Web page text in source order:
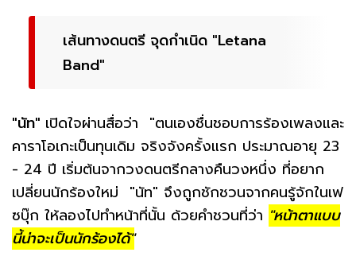
เส้นทางดนตรี จุดกำเนิด "Letana
Band"
"นัท" เปิดใจผ่านสื่อว่า "ตนเองชื่นชอบการร้องเพลงและ
คาราโอเกะเป็นทุนเดิม จริงจังครั้งแรก ประมาณอายุ 23
- 24 ปี เริ่มต้นจากวงดนตรีกลางคืนวงหนึ่ง ที่อยาก
เปลี่ยนนักร้องใหม่ "นัท" จึงถูกชักชวนจากคนรู้จักในเฟ
ซบุ๊ก ให้ลองไปทำหน้าที่นั้น ด้วยคำชวนที่ว่า "หน้าตาแบบ
นี้น่าจะเป็นนักร้องได้"